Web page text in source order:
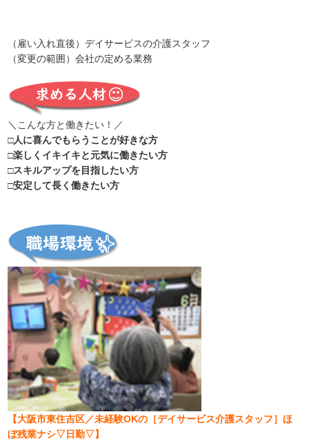
（雇い入れ直後）デイサービスの介護スタッフ
（変更の範囲）会社の定める業務
＼こんな方と働きたい！／
□人に喜んでもらうことが好きな方
□楽しくイキイキと元気に働きたい方
□スキルアップを目指したい方
□安定して長く働きたい方
【大阪市東住吉区／未経験OKの［デイサービス介護スタッフ］ほ
ぼ残業ナシ▽日勤▽】